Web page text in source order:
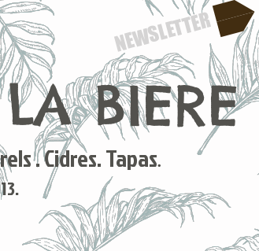
. Cidres. Tapas.
BIERE
NEWSLETTER